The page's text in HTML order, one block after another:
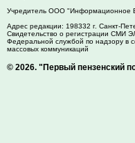
Учредитель ООО "Информационное
Адрес редакции: 198332 г. Санкт-
Свидетельство о регистрации СМИ
Федеральной службой по надзору в
массовых коммуникаций
© 2026. "Первый пензенский